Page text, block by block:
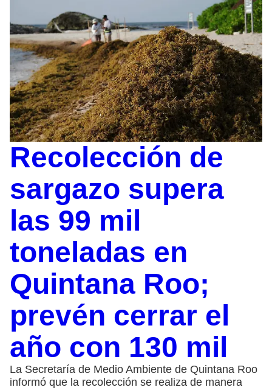
Recolección de
sargazo supera
las 99 mil
toneladas en
Quintana Roo;
prevén cerrar el
año con 130 mil
La Secretaría de Medio Ambiente de Quintana Roo
informó que la recolección se realiza de manera